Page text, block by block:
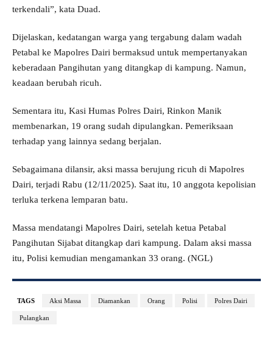
terkendali”, kata Duad.
Dijelaskan, kedatangan warga yang tergabung dalam wadah
Petabal ke Mapolres Dairi bermaksud untuk mempertanyakan
keberadaan Pangihutan yang ditangkap di kampung. Namun,
keadaan berubah ricuh.
Sementara itu, Kasi Humas Polres Dairi, Rinkon Manik
membenarkan, 19 orang sudah dipulangkan. Pemeriksaan
terhadap yang lainnya sedang berjalan.
Sebagaimana dilansir, aksi massa berujung ricuh di Mapolres
Dairi, terjadi Rabu (12/11/2025). Saat itu, 10 anggota kepolisian
terluka terkena lemparan batu.
Massa mendatangi Mapolres Dairi, setelah ketua Petabal
Pangihutan Sijabat ditangkap dari kampung. Dalam aksi massa
itu, Polisi kemudian mengamankan 33 orang. (NGL)
TAGS Aksi Massa Diamankan Orang Polisi Polres Dairi
Pulangkan